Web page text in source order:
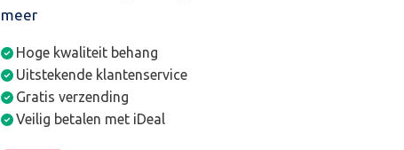
meer
Hoge kwaliteit behang
Uitstekende klantenservice
Gratis verzending
Veilig betalen met iDeal